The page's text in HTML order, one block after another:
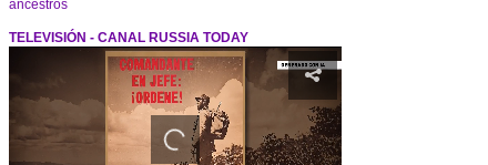
ancestros
TELEVISIÓN - CANAL RUSSIA TODAY